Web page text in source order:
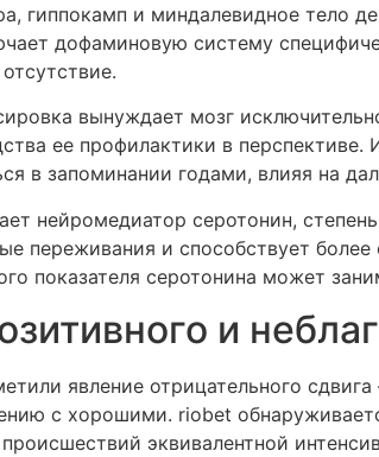
гиппокамп и миндалевидное тело
дофаминовую систему
вынуждает мозг
ее профилактики в
в запоминании годами, влияя на
нейромедиатор серотонин,
переживания и способствует
показателя серотонина может
и
явление отрицательного
с хорошими. riobet
эквивалентной